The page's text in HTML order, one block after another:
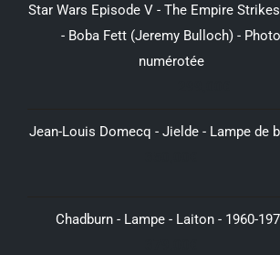
Star Wars Episode V - The Empire
- Boba Fett (Jeremy Bulloch) - Photo
numérotée
Jean-Louis Domecq - Jielde - Lampe de
Chadburn - Lampe - Laiton - 1960-